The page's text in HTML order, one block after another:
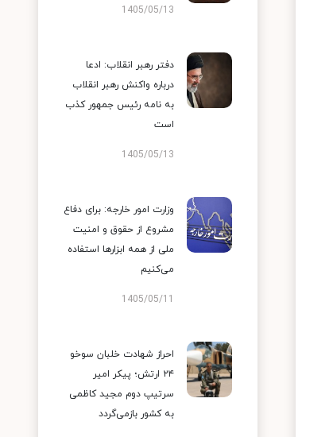
1405/05/13
دفتر رهبر انقلاب: ادعا
درباره واکنش رهبر انقلاب
به نامه رئیس جمهور کذب
است
1405/05/13
وزارت امور خارجه: برای دفاع
مشروع از حقوق و امنیت
ملی از همه ابزارها استفاده
می‌کنیم
1405/05/11
احراز شهادت خلبان سوخو
۲۴ ارتش؛ پیکر امیر
سرتیپ دوم مجید کاظمی
به کشور بازمی‌گردد